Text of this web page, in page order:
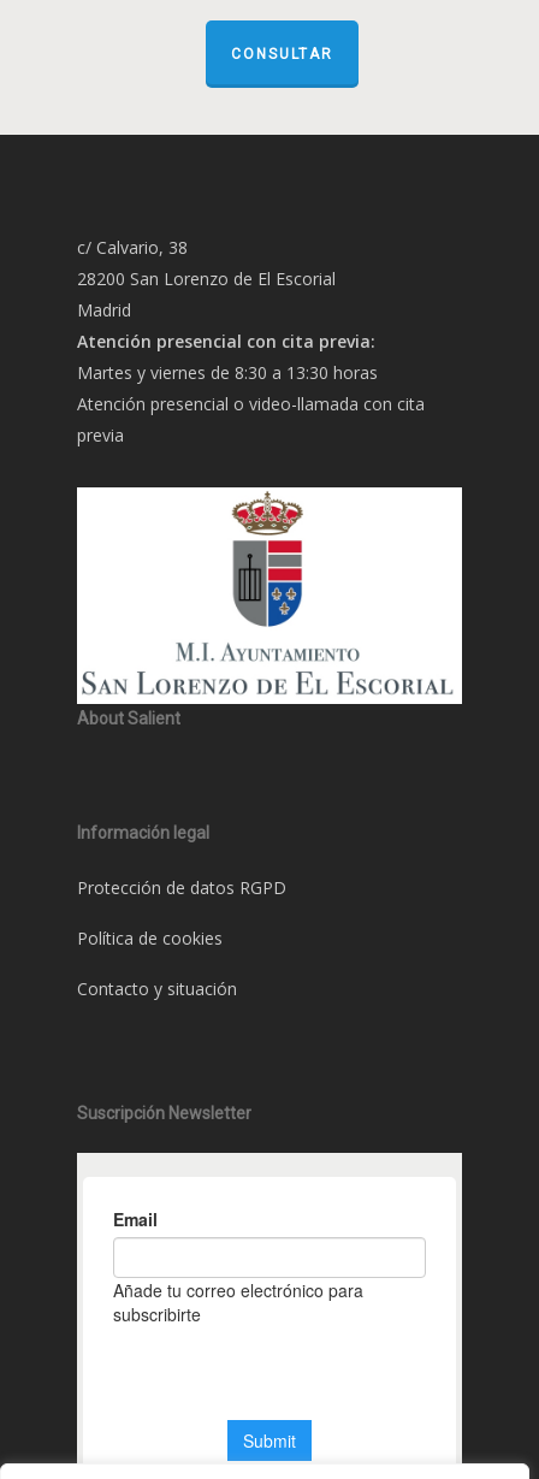
CONSULTAR
c/ Calvario, 38
28200 San Lorenzo de El Escorial
Madrid
Atención presencial con cita previa:
Martes y viernes de 8:30 a 13:30 horas
Atención presencial o video-llamada con cita
previa
About Salient
Información legal
Protección de datos RGPD
Política de cookies
Contacto y situación
Suscripción Newsletter